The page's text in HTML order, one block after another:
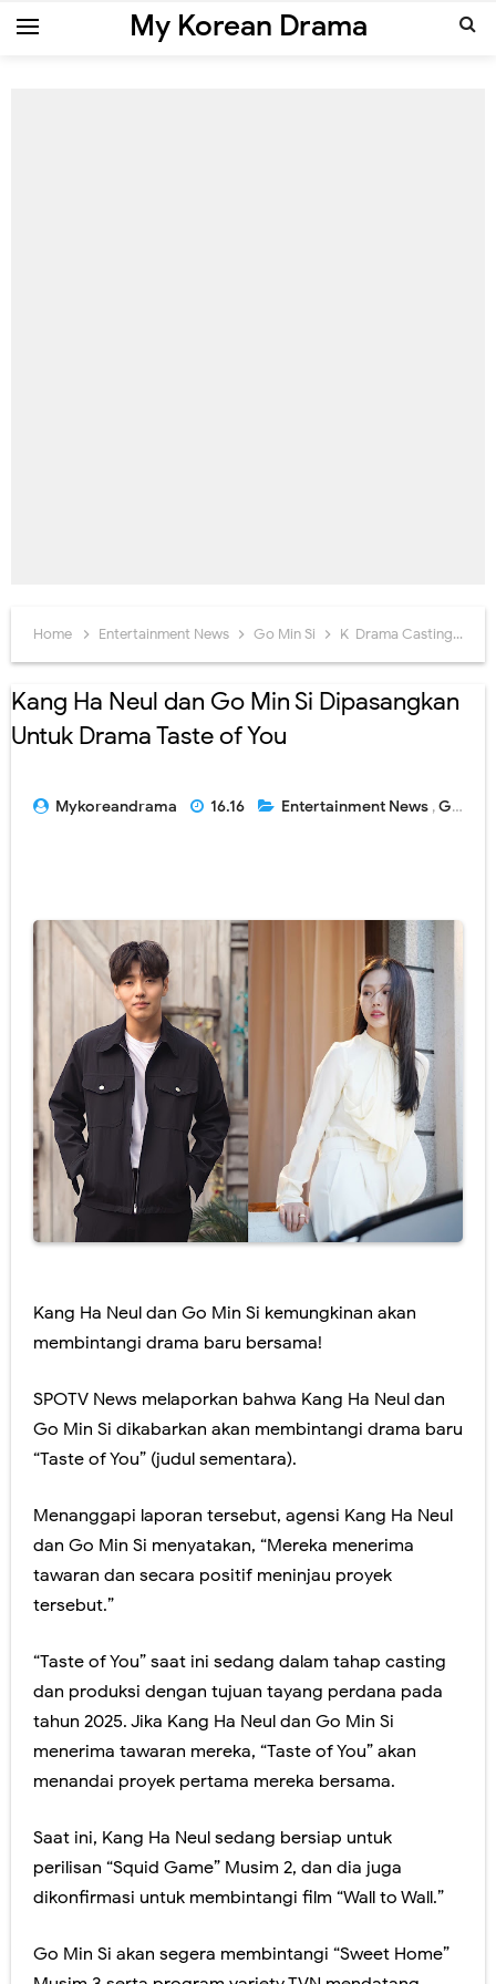
My Korean Drama
Home Entertainment News Go Min Si K-Drama Casting
Kang Ha Neul dan Go Min Si Dipasangkan
Untuk Drama Taste of You
Mykoreandrama 16.16 Entertainment News ,Go Min Si
Kang Ha Neul dan Go Min Si kemungkinan akan
membintangi drama baru bersama!
SPOTV News melaporkan bahwa Kang Ha Neul dan
Go Min Si dikabarkan akan membintangi drama baru
“Taste of You” (judul sementara).
Menanggapi laporan tersebut, agensi Kang Ha Neul
dan Go Min Si menyatakan, “Mereka menerima
tawaran dan secara positif meninjau proyek
tersebut.”
“Taste of You” saat ini sedang dalam tahap casting
dan produksi dengan tujuan tayang perdana pada
tahun 2025. Jika Kang Ha Neul dan Go Min Si
menerima tawaran mereka, “Taste of You” akan
menandai proyek pertama mereka bersama.
Saat ini, Kang Ha Neul sedang bersiap untuk
perilisan “Squid Game” Musim 2, dan dia juga
dikonfirmasi untuk membintangi film “Wall to Wall.”
Go Min Si akan segera membintangi “Sweet Home”